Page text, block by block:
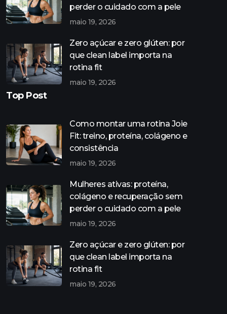
perder o cuidado com a pele
maio 19, 2026
Zero açúcar e zero glúten: por
que clean label importa na
rotina fit
maio 19, 2026
Top Post
Como montar uma rotina Joie
Fit: treino, proteína, colágeno e
consistência
maio 19, 2026
Mulheres ativas: proteína,
colágeno e recuperação sem
perder o cuidado com a pele
maio 19, 2026
Zero açúcar e zero glúten: por
que clean label importa na
rotina fit
maio 19, 2026